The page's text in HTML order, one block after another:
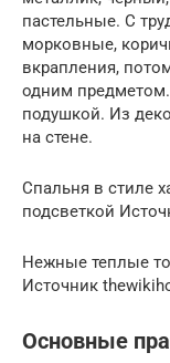
пастельные. С
морковные,
вкрапления,
одним
подушкой. Из
на стене.
Спальня в стиле
подсветкой
Нежные теплые
Источник
Основные